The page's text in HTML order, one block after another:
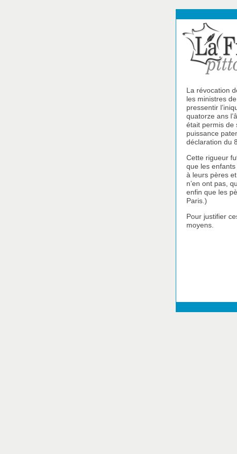
La révocation
les ministres
pressentir
quatorze ans
était permis de
puissance
déclaration du
Cette rigueur
que les enfants
à leurs pères
n’en ont pas,
enfin que les
Paris.)
Pour justifier
moyens.